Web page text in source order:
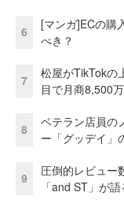
6
[マンガ]ECの購
べき？
7
松屋がTikTokの
目で月商8,500
8
ベテラン店員の
ー「グッデイ」
9
圧倒的レビュー
「and ST」が語